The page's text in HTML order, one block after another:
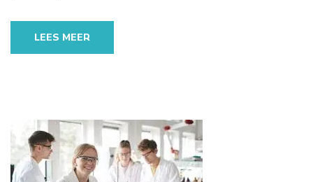
LEES MEER